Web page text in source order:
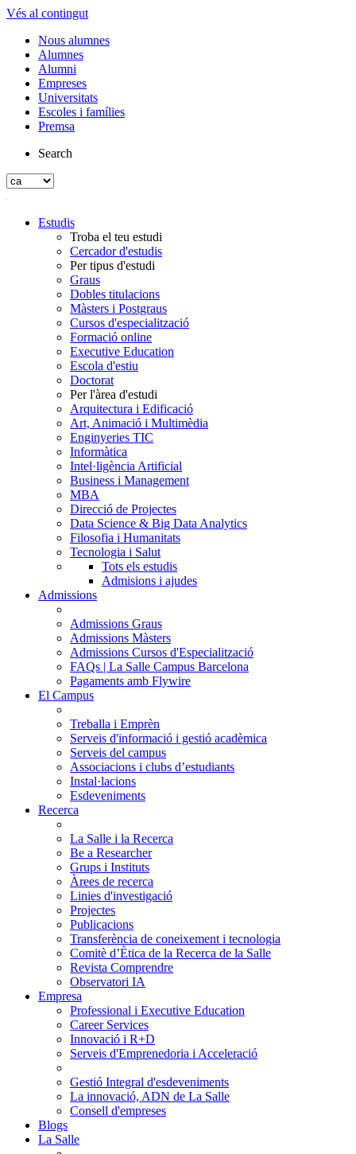
Vés al contingut
Nous alumnes
Alumnes
Alumni
Empreses
Universitats
Escoles i famílies
Premsa
Search
Estudis
Troba el teu estudi
Cercador d'estudis
Per tipus d'estudi
Graus
Dobles titulacions
Màsters i Postgraus
Cursos d'especialització
Formació online
Executive Education
Escola d'estiu
Doctorat
Per l'àrea d'estudi
Arquitectura i Edificació
Art, Animació i Multimèdia
Enginyeries TIC
Informàtica
Intel·ligència Artificial
Business i Management
MBA
Direcció de Projectes
Data Science & Big Data Analytics
Filosofia i Humanitats
Tecnologia i Salut
Tots els estudis
Admisions i ajudes
Admissions
Admissions Graus
Admissions Màsters
Admissions Cursos d'Especialització
FAQs | La Salle Campus Barcelona
Pagaments amb Flywire
El Campus
Treballa i Emprèn
Serveis d'informació i gestió acadèmica
Serveis del campus
Associacions i clubs d’estudiants
Instal·lacions
Esdeveniments
Recerca
La Salle i la Recerca
Be a Researcher
Grups i Instituts
Àrees de recerca
Linies d'investigació
Projectes
Publicacions
Transferència de coneixement i tecnologia
Comitè d’Ètica de la Recerca de la Salle
Revista Comprendre
Observatori IA
Empresa
Professional i Executive Education
Career Services
Innovació i R+D
Serveis d'Emprenedoria i Acceleració
Gestió Integral d'esdeveniments
La innovació, ADN de La Salle
Consell d'empreses
Blogs
La Salle